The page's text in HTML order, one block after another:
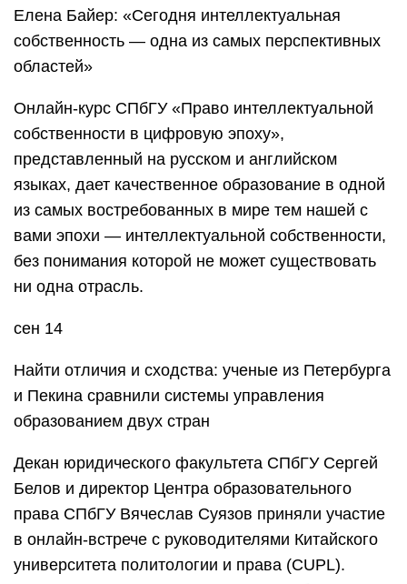
Елена Байер: «Сегодня интеллектуальная
собственность — одна из самых перспективных
областей»
Онлайн-курс СПбГУ «Право интеллектуальной
собственности в цифровую эпоху»,
представленный на русском и английском
языках, дает качественное образование в одной
из самых востребованных в мире тем нашей с
вами эпохи — интеллектуальной собственности,
без понимания которой не может существовать
ни одна отрасль.
сен 14
Найти отличия и сходства: ученые из Петербурга
и Пекина сравнили системы управления
образованием двух стран
Декан юридического факультета СПбГУ Сергей
Белов и директор Центра образовательного
права СПбГУ Вячеслав Суязов приняли участие
в онлайн-встрече с руководителями Китайского
университета политологии и права (CUPL).